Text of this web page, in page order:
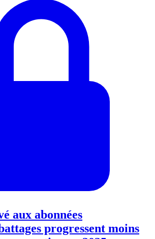
aux abonnées
progressent moins